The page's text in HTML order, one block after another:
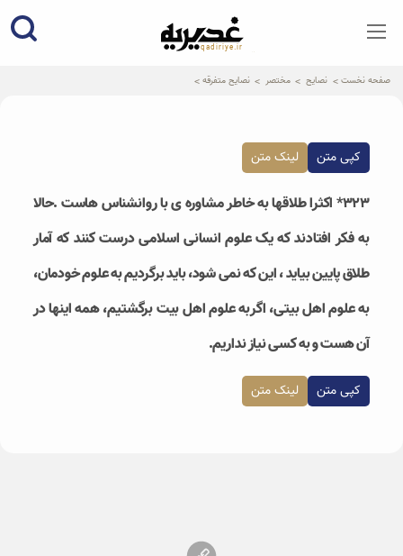
qadiriye.ir
نشریه ی غدیریه-بیانات استاد
صفحه نخست نصایح مختصر نصایح متفرقه
کپی متن لینک متن
۳۲۳* اکثرا طلاقها به خاطر مشاوره ی با روانشناس هاست .حالا
به فکر افتادند که یک علوم انسانی اسلامی درست کنند که آمار
طلاق پایین بیاید ، این که نمی شود، باید برگردیم به علوم خودمان،
به علوم اهل بیتی، اگربه علوم اهل بیت برگشتیم، همه اینها در
آن هست و به کسی نیاز نداریم.
کپی متن لینک متن